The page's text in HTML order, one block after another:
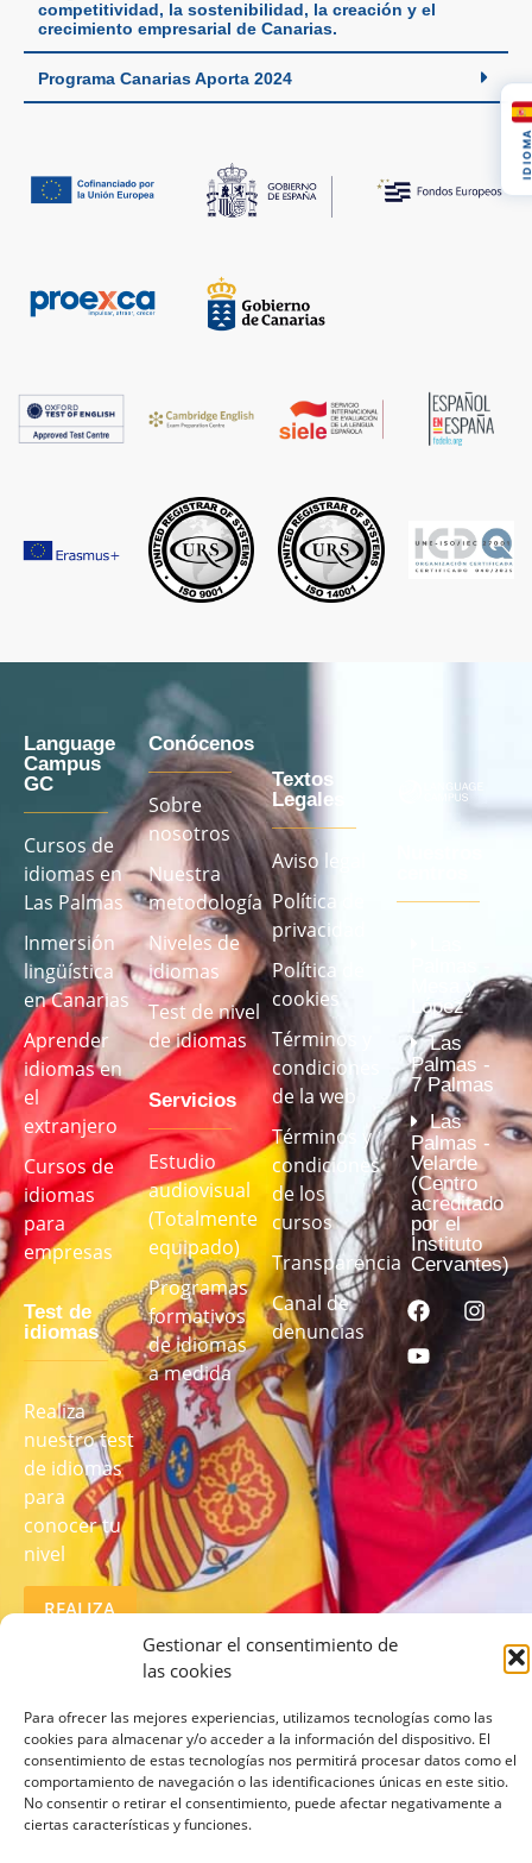
Gestionar el consentimiento de
las cookies
Para ofrecer las mejores experiencias, utilizamos tecnologías como las
cookies para almacenar y/o acceder a la información del dispositivo. El
consentimiento de estas tecnologías nos permitirá procesar datos como el
comportamiento de navegación o las identificaciones únicas en este sitio.
No consentir o retirar el consentimiento, puede afectar negativamente a
ciertas características y funciones.
competitividad, la sostenibilidad, la creación y el
crecimiento empresarial de Canarias.
Programa Canarias Aporta 2024
Language
Campus
GC
Cursos de
idiomas en
Las Palmas
Inmersión
lingüística
en Canarias
Aprender
idiomas en
el
extranjero
Cursos de
idiomas
para
empresas
Test de
idiomas
Realiza
nuestro test
de idiomas
para
conocer tu
nivel
REALIZA
Conócenos
Sobre
nosotros
Nuestra
metodología
Niveles de
idiomas
Test de nivel
de idiomas
Servicios
Estudio
audiovisual
(Totalmente
equipado)
Programas
formativos
de idiomas
a medida
Textos
Legales
Aviso legal
Política de
privacidad
Política de
cookies
Términos y
condiciones
de la web
Términos y
condiciones
de los
cursos
Transparencia
Canal de
denuncias
Mesa y
López
Las
Palmas -
7 Palmas
Las
Palmas -
Velarde
(Centro
acreditado
por el
Instituto
Cervantes)
© 2026 lcampus.co Todos los derechos reservados.
IDIOMA